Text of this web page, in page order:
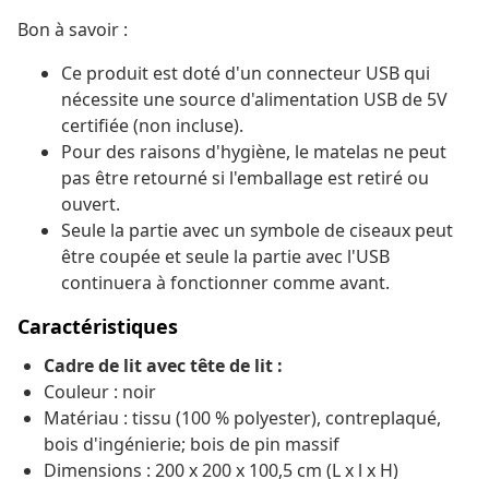
Bon à savoir :
Ce produit est doté d'un connecteur USB qui
nécessite une source d'alimentation USB de 5V
certifiée (non incluse).
Pour des raisons d'hygiène, le matelas ne peut
pas être retourné si l'emballage est retiré ou
ouvert.
Seule la partie avec un symbole de ciseaux peut
être coupée et seule la partie avec l'USB
continuera à fonctionner comme avant.
Caractéristiques
Cadre de lit avec tête de lit :
Couleur : noir
Matériau : tissu (100 % polyester), contreplaqué,
bois d'ingénierie; bois de pin massif
Dimensions : 200 x 200 x 100,5 cm (L x l x H)